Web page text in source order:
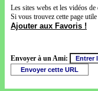
Les sites webs et les vidéos
Si vous trouvez cette page
Ajouter aux Favoris !
Envoyer à un Ami: